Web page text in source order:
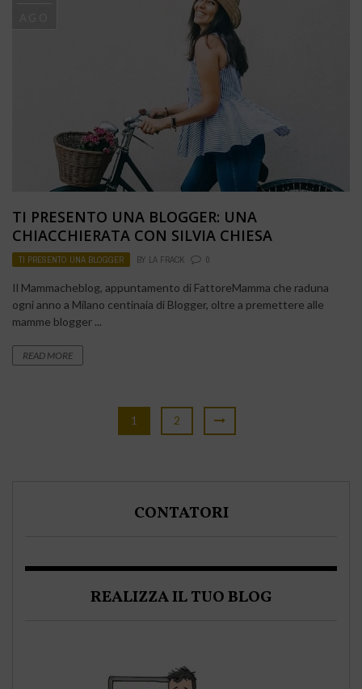
TI PRESENTO UNA BLOGGER: UNA
CHIACCHIERATA CON SILVIA CHIESA
TI PRESENTO UNA BLOGGER BY LA FRACK 0
Il Mammacheblog, appuntamento di FattoreMamma che raduna
ogni anno a Milano centinaia di Blogger, oltre a premettere alle
mamme blogger ...
READ MORE
1 2
CONTATORI
REALIZZA IL TUO BLOG